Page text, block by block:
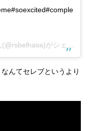
んてセレブというより